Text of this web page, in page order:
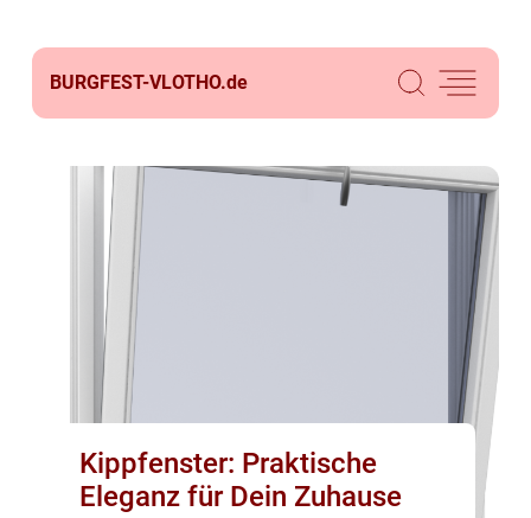
BURGFEST-VLOTHO.de
Kippfenster: Praktische
Eleganz für Dein Zuhause